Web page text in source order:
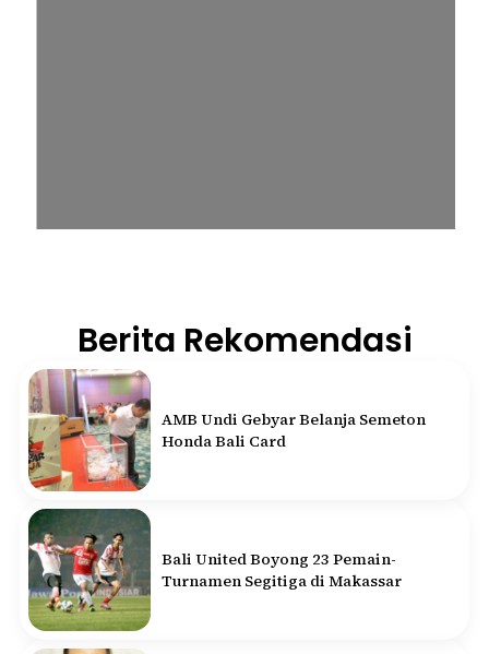
Berita Rekomendasi
AMB Undi Gebyar Belanja Semeton
Honda Bali Card
Bali United Boyong 23 Pemain-
Turnamen Segitiga di Makassar